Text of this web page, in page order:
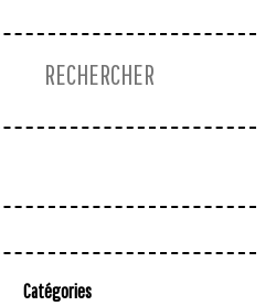
Catégories